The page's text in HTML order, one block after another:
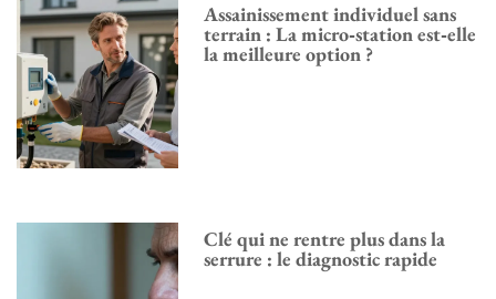
Assainissement individuel sans
terrain : La micro‑station est‑elle
la meilleure option ?
Clé qui ne rentre plus dans la
serrure : le diagnostic rapide